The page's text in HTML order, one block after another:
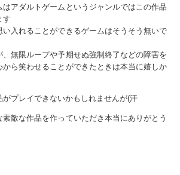
はアダルトゲームというジャンルではこの作品
す
い入れることができるゲームはそうそう無いで
、無限ループや予期せぬ強制終了などの障害を
から笑わせることができたときは本当に嬉しか
がプレイできないかもしれませんが(汗
素敵な作品を作っていただき本当にありがとう